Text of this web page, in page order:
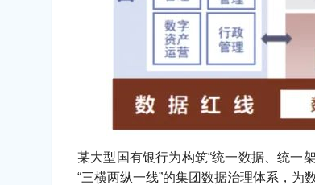
某大型国有银行为构筑“统一数据、统一
“三横两纵一线”的集团数据治理体系，为